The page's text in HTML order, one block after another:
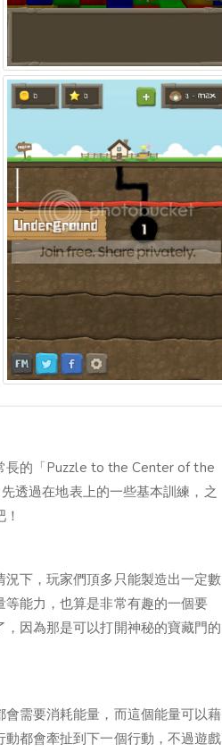
長的「Puzzle to the Center of the
透過在地表上的一些基本訓練，之
下，玩家們頂多只能製造出一定數
能力，也算是非常有趣的一個要
因為那是可以打開神秘的寶藏門的
需要消耗能量，而這個能量可以藉
都會牽扯到下一個行動，不過遊戲